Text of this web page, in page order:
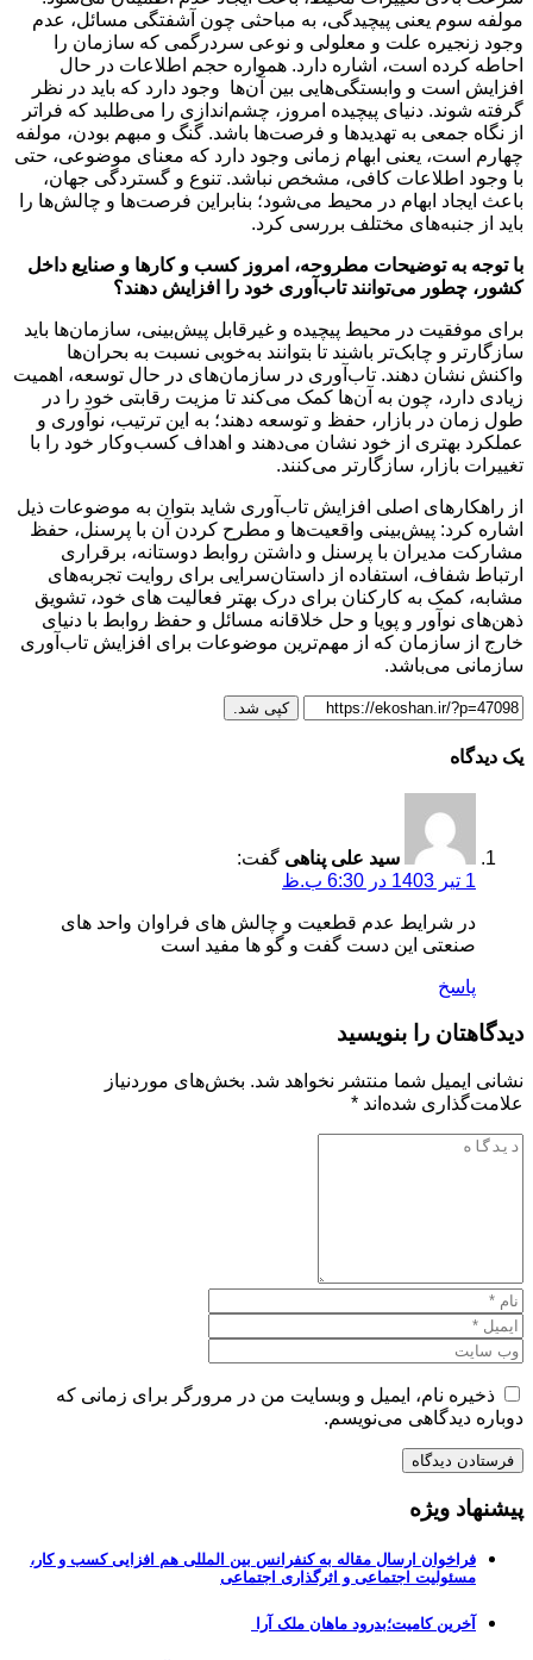
مولفه سوم یعنی پیچیدگی، به مباحثی چون آشفتگی مسائل، عدم
وجود زنجیره علت و معلولی و نوعی سردرگمی که سازمان را
احاطه کرده است، اشاره دارد. همواره حجم اطلاعات در حال
افزایش است و وابستگی‌‌هایی بین آن‌ها وجود دارد که باید در نظر
گرفته شوند. دنیای پیچیده امروز، چشم‌اندازی را می‌‌طلبد که فراتر
از نگاه جمعی به تهدیدها و فرصت‌‌ها باشد. گنگ و مبهم بودن، مولفه
چهارم است، یعنی ابهام زمانی وجود دارد که معنای موضوعی، حتی
با وجود اطلاعات کافی، مشخص نباشد. تنوع و گستردگی جهان،
باعث ایجاد ابهام در محیط می‌‌شود؛ بنابراین فرصت‌ها و چالش‌ها را
باید از جنبه‌های مختلف بررسی کرد.
با توجه به توضیحات مطروحه، امروز کسب و کارها و صنایع داخل
کشور، چطور می‌توانند تاب‌آوری خود را افزایش دهند؟
برای موفقیت در محیط پیچیده و غیرقابل پیش‌بینی، سازمان‌ها باید
سازگارتر و چابک‌تر باشند تا بتوانند به‌خوبی نسبت به بحران‌ها
واکنش نشان دهند. تاب‌آوری در سازمان‌های در حال توسعه، اهمیت
زیادی دارد، چون به آن‌ها کمک می‌کند تا مزیت رقابتی خود را در
طول زمان در بازار، حفظ و توسعه دهند؛ به این ترتیب، نوآوری و
عملکرد بهتری از خود نشان می‌دهند و اهداف کسب‌وکار خود را با
تغییرات بازار، سازگارتر می‌کنند.
از راهکارهای اصلی افزایش تاب‌آوری شاید بتوان به موضوعات ذیل
اشاره کرد: پیش‌بینی واقعیت‌ها و مطرح کردن آن با پرسنل، حفظ
مشارکت مدیران با پرسنل و داشتن روابط دوستانه، برقراری
ارتباط شفاف، استفاده از داستان‌سرایی برای روایت تجربه‌های
مشابه، کمک به کارکنان برای درک بهتر فعالیت های خود، تشویق
ذهن‌های نوآور و پویا و حل خلاقانه مسائل و حفظ روابط با دنیای
خارج از سازمان که از مهم‌ترین موضوعات برای افزایش تاب‌آوری
سازمانی می‌باشد.
کپی شد.
یک دیدگاه
سید علی پناهی گفت:
1 تیر 1403 در 6:30 ب.ظ
در شرایط عدم قطعیت و چالش های فراوان واحد های
صنعتی این دست گفت و گو ها مفید است
پاسخ
دیدگاهتان را بنویسید
نشانی ایمیل شما منتشر نخواهد شد. بخش‌های موردنیاز
علامت‌گذاری شده‌اند *
ذخیره نام، ایمیل و وبسایت من در مرورگر برای زمانی که
دوباره دیدگاهی می‌نویسم.
پیشنهاد ویژه
فراخوان ارسال مقاله به کنفرانس بین المللی هم افزایی کسب و کار،
مسئولیت اجتماعی و اثرگذاری اجتماعی
آخرین کامیت؛بدرود ماهان ملک آرا